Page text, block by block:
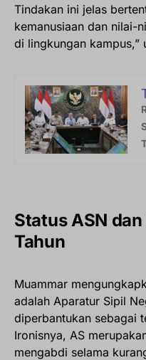
Tindakan ini jelas
kemanusiaan dan nilai-
di lingkungan kampus,”
Status ASN
Tahun
Muammar
adalah Aparatur Sipil
diperbantukan sebagai
Ironisnya, AS
mengabdi selama